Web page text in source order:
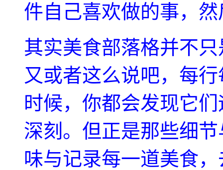
件自己喜欢做的事，
其实美食部落格并不
又或者这么说吧，每
时候，你都会发现它
深刻。但正是那些细
味与记录每一道美食